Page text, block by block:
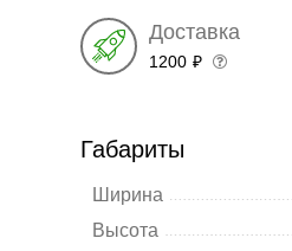
Доставка
1200 ₽
Габариты
Ширина
Высота